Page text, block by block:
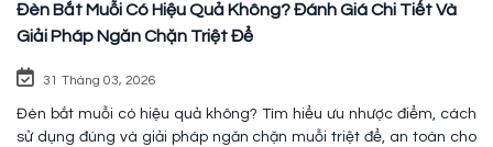
Đèn Bắt Muỗi Có Hiệu Quả Không? Đánh Giá Chi Tiết Và
Giải Pháp Ngăn Chặn Triệt Để
31 Tháng 03, 2026
Đèn bắt muỗi có hiệu quả không? Tìm hiểu ưu nhược điểm, cách
sử dụng đúng và giải pháp ngăn chặn muỗi triệt để, an toàn cho